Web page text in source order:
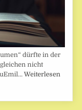
dürfte in der
nicht
Weiterlesen